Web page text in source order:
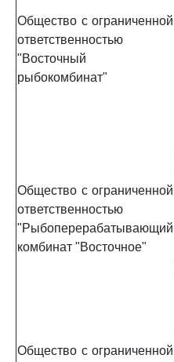
Общество с ограниченной
ответственностью
"Восточный
рыбокомбинат"
Общество с ограниченной
ответственностью
"Рыбоперерабатывающий
комбинат "Восточное"
Общество с ограниченной